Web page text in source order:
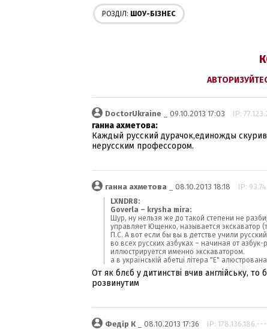
РОЗДІЛ: ШОУ-БІЗНЕС
DoctorUkraine _ 09.10.2013 17:03 IP:
ганна ахметова:
Каждый русский дурачок,единожды
нерусским профессором.
ганна ахметова _ 08.10.2013 18:18 IP:
LXNDR8:
Goverla – krysha mira:
Щур, ну нельзя же до такой степени не
управляет Ющенко, называется экскаватор
П.С. А вот если бы вы в детстве учили
во всех русских азбуках – начиная от
иллюстрируется именно экскаватором.
а в українській абетці літера "Е"
От як блєб у дитинстві вчив англійську,
розвинутим
Федір К _ 08.10.2013 17:36 IP: 178.136.186.---